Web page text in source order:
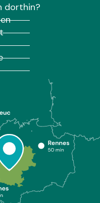
dorthin?